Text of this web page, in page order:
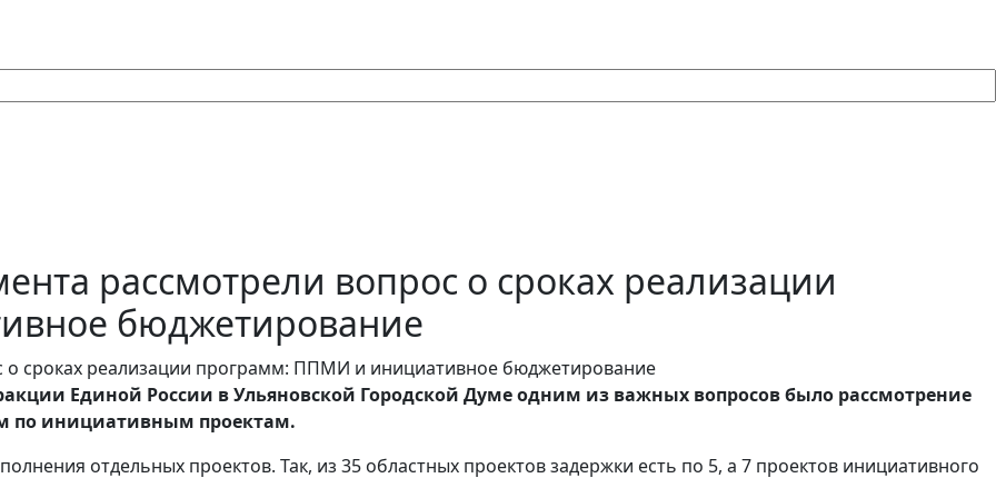
рассмотрели вопрос о сроках реализации
бюджетирование
Единой России в Ульяновской Городской Думе одним из важных вопросов было рассмотрение
по инициативным проектам.
отдельных проектов. Так, из 35 областных проектов задержки есть по 5, а 7 проектов инициативного